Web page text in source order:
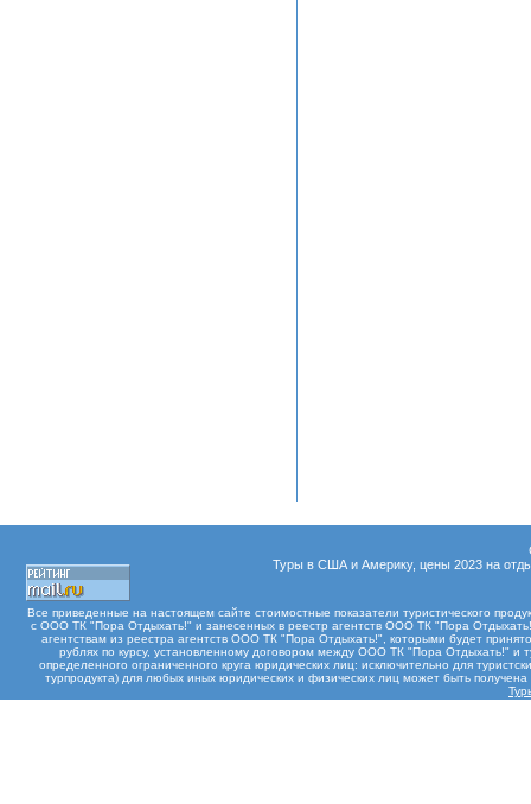
Туры в США и Америку, цены 2023 на
Все приведенные на настоящем сайте стоимостные показатели туристического
с ООО ТК "Пора Отдыхать!" и занесенных в реестр агентств ООО ТК "Пора
агентствам из реестра агентств ООО ТК "Пора Отдыхать!", которыми будет
рублях по курсу, установленному договором между ООО ТК "Пора Отдыхать!" и
определенного ограниченного круга юридических лиц: исключительно для
турпродукта) для любых иных юридических и физических лиц может быть